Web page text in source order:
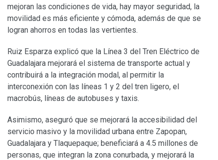
mejoran las condiciones de vida, hay mayor seguridad, la
movilidad es más eficiente y cómoda, además de que se
logran ahorros en todas las vertientes.
Ruiz Esparza explicó que la Línea 3 del Tren Eléctrico de
Guadalajara mejorará el sistema de transporte actual y
contribuirá a la integración modal, al permitir la
interconexión con las líneas 1 y 2 del tren ligero, el
macrobús, líneas de autobuses y taxis.
Asimismo, aseguró que se mejorará la accesibilidad del
servicio masivo y la movilidad urbana entre Zapopan,
Guadalajara y Tlaquepaque; beneficiará a 4.5 millones de
personas, que integran la zona conurbada, y mejorará la